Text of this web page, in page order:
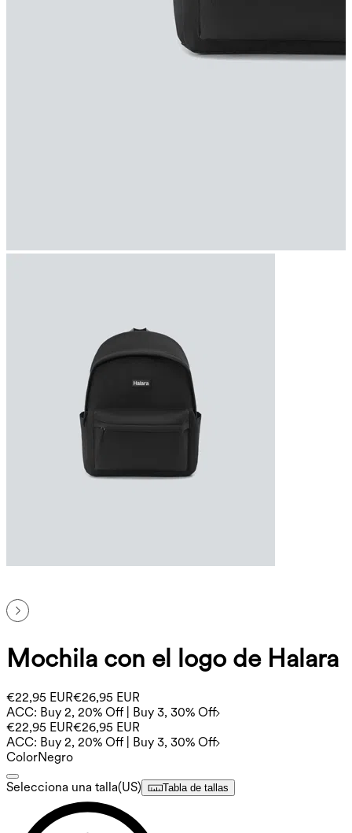
Mochila con el logo de Halara
€22,95 EUR€26,95 EUR
ACC: Buy 2, 20% Off | Buy 3, 30% Off
€22,95 EUR€26,95 EUR
ACC: Buy 2, 20% Off | Buy 3, 30% Off
ColorNegro
Selecciona una talla(US) Tabla de tallas